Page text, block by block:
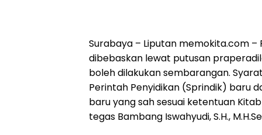
Surabaya – Liputan memokita.com
dibebaskan lewat putusan
boleh dilakukan sembarangan.
Perintah Penyidikan (Sprindik) baru
baru yang sah sesuai ketentuan
tegas Bambang Iswahyudi, S.H.,